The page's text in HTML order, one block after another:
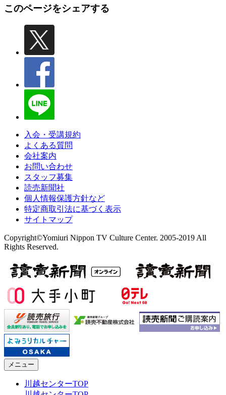
このページをシェアする
入会・受講規約
よくある質問
会社案内
お問い合わせ
スタッフ募集
読売新聞社
個人情報保護方針など
特定商取引法に基づく表示
サイトマップ
Copyright©Yomiuri Nippon TV Culture Center. 2005-2019 All
Rights Reserved.
メニュー
川越センターTOP